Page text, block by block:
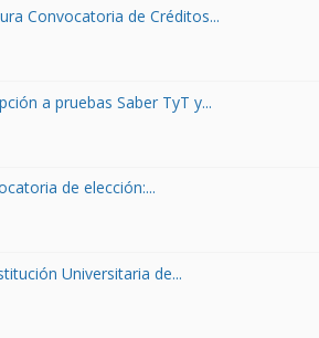
Convocatoria de Créditos...
a pruebas Saber TyT y...
de elección:...
Universitaria de...